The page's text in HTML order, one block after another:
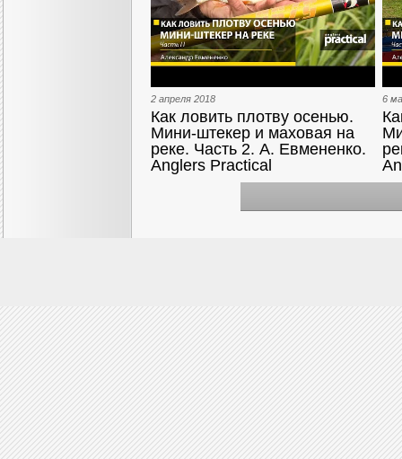
2 апреля 2018
Как ловить плотву осенью.
Мини-штекер и маховая на
реке. Часть 2. А. Евмененко.
Anglers Practical
6